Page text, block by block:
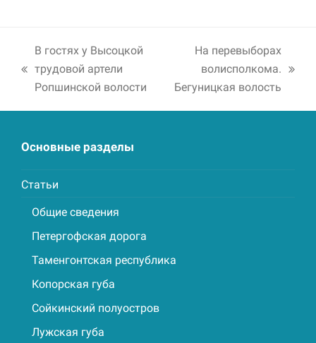
previous
В гостях у Высоцкой
трудовой артели
Ропшинской волости
post:
На перевыборах
волисполкома.
Бегуницкая волость
Основные разделы
Статьи
Общие сведения
Петергофская дорога
Таменгонтская республика
Копорская губа
Сойкинский полуостров
Лужская губа